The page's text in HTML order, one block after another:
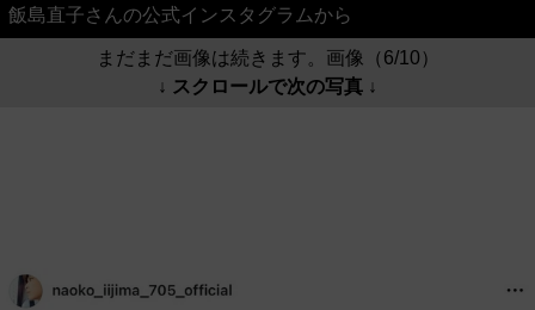
飯島直子さんの公式インスタグラムから
まだまだ画像は続きます。画像（6/10）
↓ スクロールで次の写真 ↓